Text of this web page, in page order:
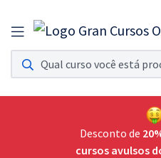
Assinatura Ilimitada 11
Acesso a todos os cursos. Teste grátis
Assinatura OAB Até Passar
Acesso ilimitado a toda preparação
Desconto de
cursos avulsos